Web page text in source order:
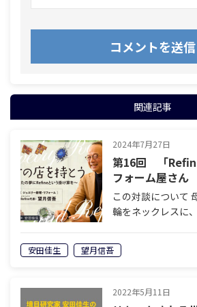
関連記事
2024年7月27日
第16回 「
フォーム屋さん
この対談について
輪をネックレスに
のリングを溶かして
にジュエリーを生
安田佳生 望月信吾
2022年5月11日